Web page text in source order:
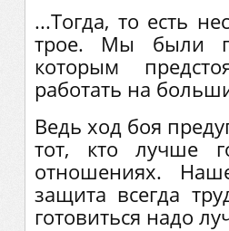
...Тогда, то есть
трое. Мы были
которым
работать на
Ведь ход боя
тот, кто лучше
отношениях.
защита всегда
готовиться надо